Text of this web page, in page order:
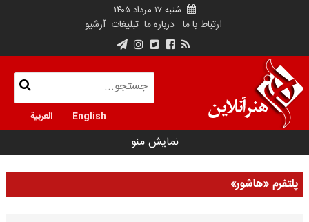
شنبه ۱۷ مرداد ۱۴۰۵
ارتباط با ما درباره ما تبلیغات آرشیو
English العربية
نمایش منو
پلتفرم «هاشور»